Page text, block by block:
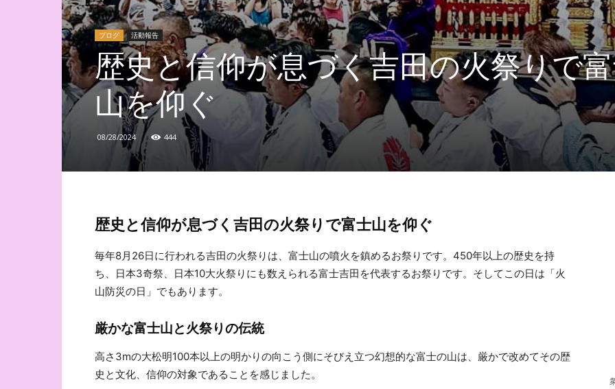
ブログ 活動報告
歴史と信仰が息づく吉田の火祭りで
山を仰ぐ
08/28/2024 444
歴史と信仰が息づく吉田の火祭りで富士山を仰ぐ
毎年8月26日に行われる吉田の火祭りは、富士山の噴火を鎮めるお祭りです。450年以上の歴史を持
ち、日本3奇祭、日本10大火祭りにも数えられる富士吉田を代表するお祭りです。そしてこの日は「火
山防災の日」でもあります。
厳かな富士山と火祭りの伝統
高さ3mの大松明100本以上の明かりの向こう側にそびえ立つ幻想的な富士の山は、厳かで改めてその歴
史と文化、信仰の対象であることを感じました。